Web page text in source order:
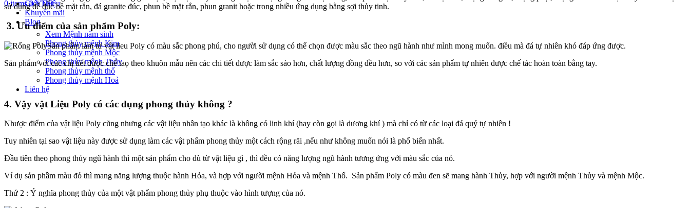
0items 0VNĐ
Giới Thiệu
Khuyến mãi
Blog
Xem Mệnh năm sinh
Phong thủy mệnh Kim
Phong thủy mệnh Mộc
Phong thủy mệnh Thủy
Phong thủy mệnh thổ
Phong thủy mệnh Hoả
Liên hệ
sử dụng để đúc bề mặt rắn, đá granite đúc, phun bề mặt rắn, phun granit hoặc trong nhiều ứng dụng bằng sợi thủy tinh.
3. Ưu điểm của sản phẩm Poly:
Sản phẩm làm từ vật lieu Poly có màu sắc phong phú, cho người sử dụng có thể chọn được màu sắc theo ngũ hành như mình mong muốn. điều mà đá tự nhiên khó đáp ứng được.
Sản phẩm với các chị tiết được chế taọ theo khuôn mẫu nên các chi tiết được làm sắc sảo hơn, chất lượng đồng đều hơn, so với các sản phẩm tự nhiên được chế tác hoàn toàn bằng tay.
4. Vậy vật Liệu Poly có các dụng phong thủy không ?
Nhược điểm của vật liệu Poly cũng nhưng các vật liệu nhân tạo khác là không có linh khí (hay còn gọi là dương khí ) mà chỉ có từ các loại đá quý tự nhiên !
Tuy nhiên tại sao vật liệu này được sử dụng làm các vật phẩm phong thủy một cách rộng rãi ,nếu như không muốn nói là phổ biến nhất.
Đầu tiên theo phong thủy ngũ hành thì một sản phẩm cho dù từ vật liệu gì , thì đều có năng lượng ngũ hành tương ứng với màu sắc của nó.
Ví dụ sản phầm màu đỏ thì mang năng lượng thuộc hành Hỏa, và hợp với người mệnh Hỏa và mệnh Thổ. Sản phẩm Poly có màu đen sẽ mang hành Thủy, hợp với người mệnh Thủy và mệnh Mộc.
Thứ 2 : Ý nghĩa phong thủy của một vật phẩm phong thủy phụ thuộc vào hình tượng của nó.